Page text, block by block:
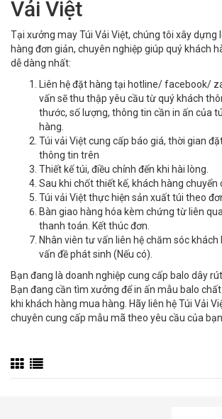
Vải Việt
Tại xưởng may Túi Vải Việt, chúng tôi xây dựng
hàng đơn giản, chuyên nghiệp giúp quý khách
dễ dàng nhất:
Liên hệ đặt hàng tại hotline/ facebook/
vấn sẽ thu thập yêu cầu từ quý khách
thước, số lượng, thông tin cần in ấn của
hàng.
Túi vải Việt cung cấp báo giá, thời gian
thông tin trên
Thiết kế túi, điều chỉnh đến khi hài lòng.
Sau khi chốt thiết kế, khách hàng chuyển
Túi vải Việt thực hiện sản xuất túi theo
Bàn giao hàng hóa kèm chứng từ liên
thanh toán. Kết thúc đơn.
Nhân viên tư vấn liên hệ chăm sóc khách
vấn đề phát sinh (Nếu có).
Bạn đang là doanh nghiệp cung cấp balo dây
Bạn đang cần tìm xưởng để in ấn mẫu balo
khi khách hàng mua hàng. Hãy liên hệ Túi Vải
chuyên cung cấp mẫu mã theo yêu cầu của